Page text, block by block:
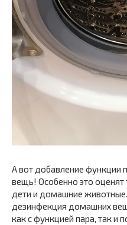
А вот добавление функции
вещь! Особенно это
дети и домашние
дезинфекция домашних
как с функцией пара, так и